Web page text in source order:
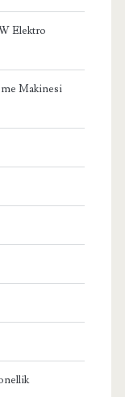
Elektro
Makinesi